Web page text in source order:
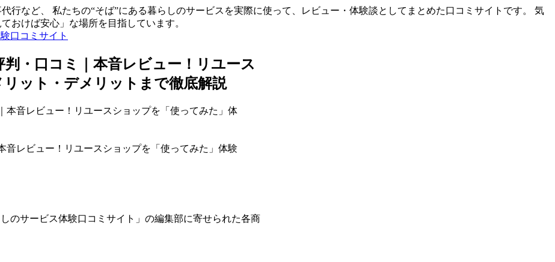
行など、 私たちの“そば”にある暮らしのサービスを実際に使って、レビュー・体験談としてまとめた口コミサイトです。 気
おけば安心」な場所を目指しています。
口コミサイト
・口コミ｜本音レビュー！リユース
ット・デメリットまで徹底解説
音レビュー！リユースショップを「使ってみた」体験
のサービス体験口コミサイト」の編集部に寄せられた各商